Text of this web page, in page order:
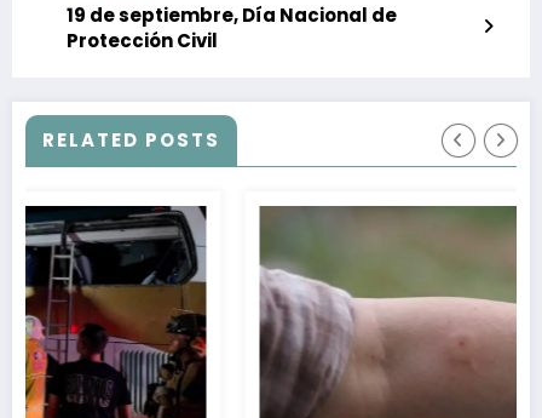
19 de septiembre, Día Nacional de
Protección Civil
RELATED POSTS